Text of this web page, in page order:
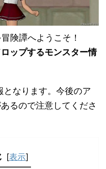
険譚へようこそ！
ップするモンスター情
となります。今後のア
るので注意してくださ
[表示]